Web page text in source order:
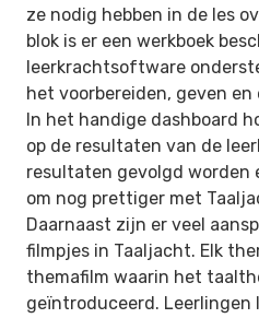
ze nodig hebben in de les
blok is er een werkboek
leerkrachtsoftware
het voorbereiden, geven en
In het handige dashboard
op de resultaten van de
resultaten gevolgd worden
om nog prettiger met
Daarnaast zijn er veel
filmpjes in Taaljacht. Elk
themafilm waarin het
geïntroduceerd. Leerlingen